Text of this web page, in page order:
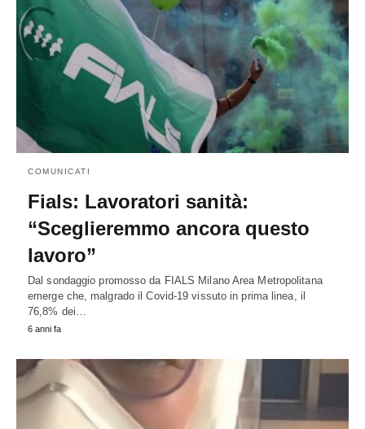
COMUNICATI
Fials: Lavoratori sanità:
“Sceglieremmo ancora questo
lavoro”
Dal sondaggio promosso da FIALS Milano Area Metropolitana
emerge che, malgrado il Covid-19 vissuto in prima linea, il
76,8% dei…
6 anni fa